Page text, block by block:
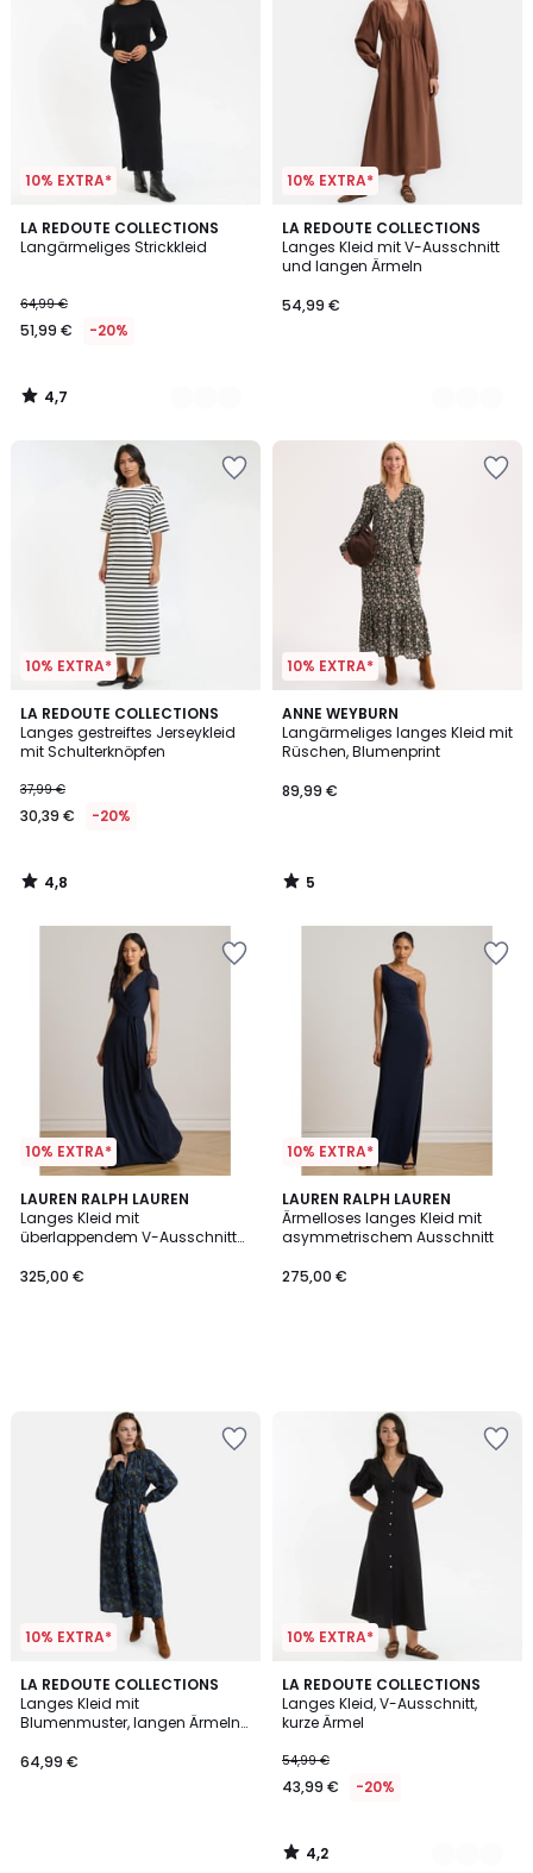
10% EXTRA*
LA REDOUTE COLLECTIONS
Langärmeliges Strickkleid
64,99 €
51,99 € -20%
4,7
/ 5
2
Farben
4,7
/
10% EXTRA*
LA REDOUTE COLLECTIONS
Langes Kleid mit V-Ausschnitt
und langen Ärmeln
54,99 €
2
Farben
10% EXTRA*
LA REDOUTE COLLECTIONS
Langes gestreiftes Jerseykleid
mit Schulterknöpfen
37,99 €
30,39 € -20%
4,8
/ 5
4,8
/
10% EXTRA*
ANNE WEYBURN
Langärmeliges langes Kleid mit
Rüschen, Blumenprint
89,99 €
5
/
5
5
/
10% EXTRA*
LAUREN RALPH LAUREN
Langes Kleid mit
überlappendem V-Ausschnitt
325,00 €
10% EXTRA*
LAUREN RALPH LAUREN
Ärmelloses langes Kleid mit
asymmetrischem Ausschnitt
275,00 €
10% EXTRA*
LA REDOUTE COLLECTIONS
Langes Kleid mit
Blumenmuster, langen Ärmeln
64,99 €
10% EXTRA*
LA REDOUTE COLLECTIONS
Langes Kleid, V-Ausschnitt,
kurze Ärmel
54,99 €
43,99 € -20%
4,2
/ 5
2
Farben
4,2
/